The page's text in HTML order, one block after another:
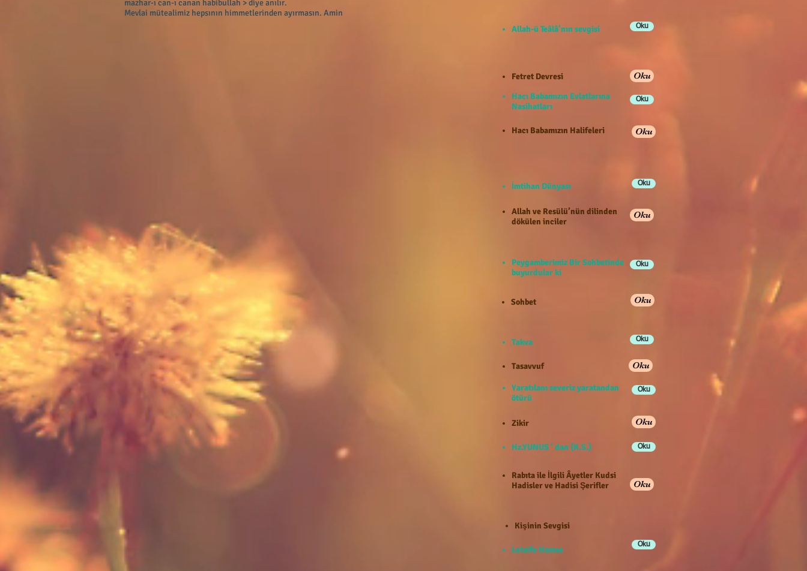
mazhar-ı can-ı canan habibullah > diye anılır.
Mevlai mütealimiz hepsının himmetlerinden ayırmasın. Amin
Allah-ü Teâlâ’nın sevgisi Oku
Fetret Devresi Oku
Hacı Babamızın Evlatlarına
Nasihatları
Oku
Oku
Hacı Babamızın Halifeleri
Oku
İmtihan Dünyası
Oku
Allah ve Resülü’nün dilinden
dökülen inciler
Oku
Peygamberimiz Bir Sohbetinde
buyurdular ki
Oku
Sohbet
Oku
Takva
Oku
Tasavvuf
Oku
Yaratılanı severiz yaratandan
ötürü
Oku
Zikir
Oku
Hz.YUNUS ‘ dan (K.S.)
Oku
Rabıta ile İlgili Âyetler Kudsi
Hadisler ve Hadisi Şerifler
Letaife Hamse Oku
Kişinin Sevgisi